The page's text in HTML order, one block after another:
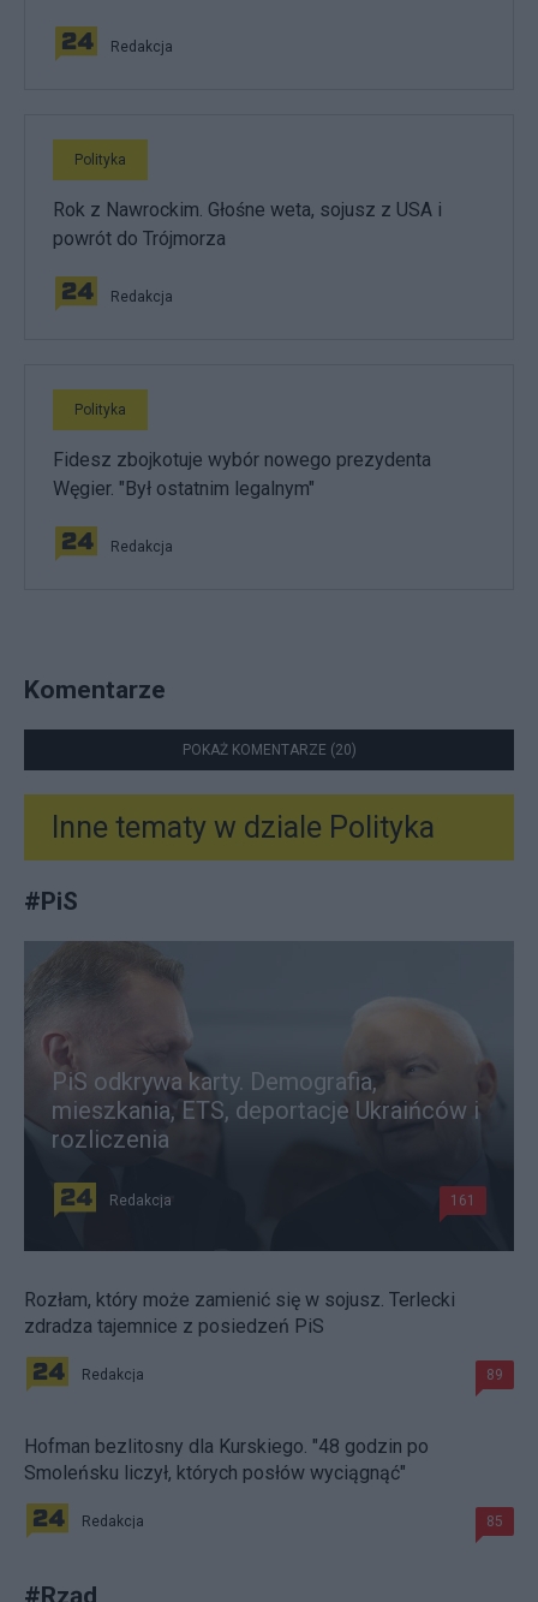
Redakcja
Polityka
Rok z Nawrockim. Głośne weta, sojusz z USA i
powrót do Trójmorza
Redakcja
Polityka
Fidesz zbojkotuje wybór nowego prezydenta
Węgier. "Był ostatnim legalnym"
Redakcja
Komentarze
POKAŻ KOMENTARZE (20)
Inne tematy w dziale Polityka
#PiS
PiS odkrywa karty. Demografia,
mieszkania, ETS, deportacje Ukraińców i
rozliczenia
Redakcja 161
Rozłam, który może zamienić się w sojusz. Terlecki
zdradza tajemnice z posiedzeń PiS
Redakcja 89
Hofman bezlitosny dla Kurskiego. "48 godzin po
Smoleńsku liczył, których posłów wyciągnąć"
Redakcja 85
#Rząd